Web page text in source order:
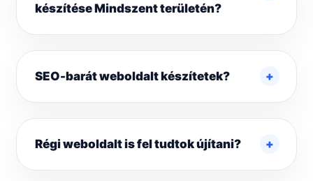
készítése Mindszent területén?
SEO-barát weboldalt készítetek?
Régi weboldalt is fel tudtok újítani?